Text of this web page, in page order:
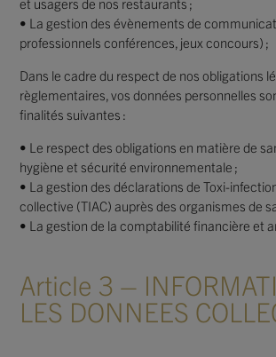
• La gestion des évènements de
professionnels conférences, jeux concours) ;
Dans le cadre du respect de nos obligations
règlementaires, vos données personnelles
finalités suivantes :
• Le respect des obligations en matière de
hygiène et sécurité environnementale ;
• La gestion des déclarations de Toxi-
collective (TIAC) auprès des organismes de
• La gestion de la comptabilité financière et
Article 3 –
LES DONNEES